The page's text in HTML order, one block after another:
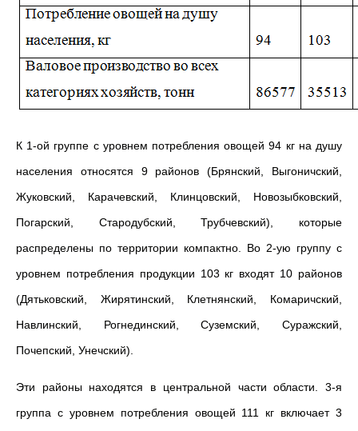
К 1-ой группе с уровнем потребления овощей 94 кг на душу
населения относятся 9 районов (Брянский, Выгоничский,
Жуковский, Карачевский, Клинцовский, Новозыбковский,
Погарский, Стародубский, Трубчевский), которые
распределены по территории компактно. Во 2-ую группу с
уровнем потребления продукции 103 кг входят 10 районов
(Дятьковский, Жирятинский, Клетнянский, Комаричский,
Навлинский, Рогнединский, Суземский, Суражский,
Почепский, Унечский).
Эти районы находятся в центральной части области. 3-я
группа с уровнем потребления овощей 111 кг включает 3